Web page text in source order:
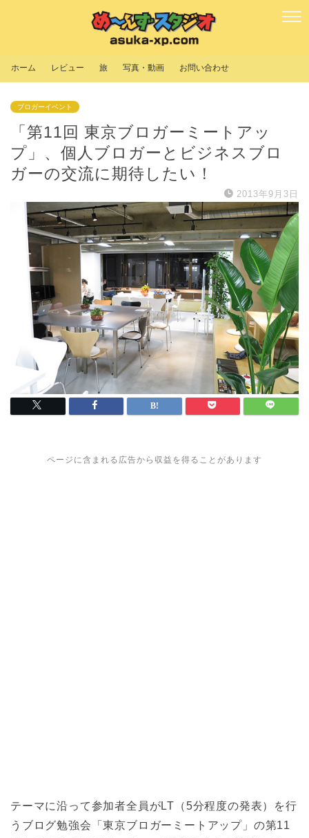
ホーム レビュー 旅 写真・動画 お問い合わせ
ブロガーイベント
「第11回 東京ブロガーミートアッ
プ」、個人ブロガーとビジネスブロ
ガーの交流に期待したい！
2013年9月3日
ページに含まれる広告から収益を得ることがあります
テーマに沿って参加者全員がLT（5分程度の発表）を行
うブログ勉強会「東京ブロガーミートアップ」の第11